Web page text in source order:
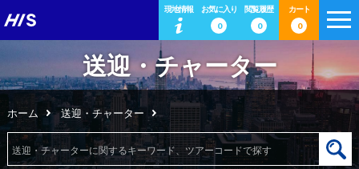
現地情報
お気に入り
0
閲覧履歴
0
カート
0
送迎・チャーター
ホーム 送迎・チャーター